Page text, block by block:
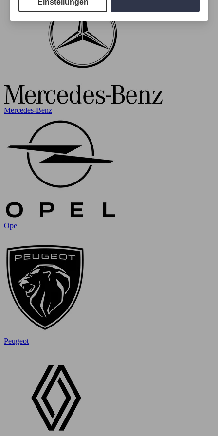
Mercedes-Benz
Opel
Peugeot
Einstellungen